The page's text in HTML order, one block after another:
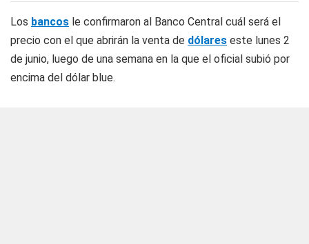
Los bancos le confirmaron al Banco Central cuál será el
precio con el que abrirán la venta de dólares este lunes 2
de junio, luego de una semana en la que el oficial subió por
encima del dólar blue.